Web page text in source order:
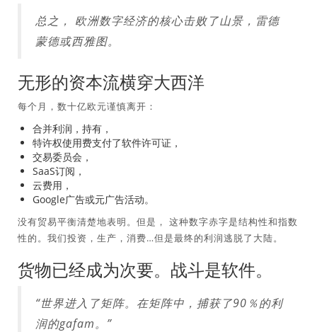
总之， 欧洲数字经济的核心击败了山景，雷德
蒙德或西雅图。
无形的资本流横穿大西洋
每个月，数十亿欧元谨慎离开：
合并利润，持有，
特许权使用费支付了软件许可证，
交易委员会，
SaaS订阅，
云费用，
Google广告或元广告活动。
没有贸易平衡清楚地表明。但是， 这种数字赤字是结构性和指数
性的。我们投资，生产，消费…但是最终的利润逃脱了大陆。
货物已经成为次要。战斗是软件。
“世界进入了矩阵。在矩阵中，捕获了90％的利
润的gafam。”